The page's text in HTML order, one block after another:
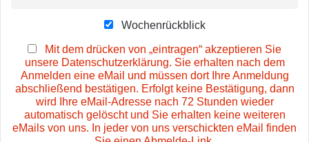
Wochenrückblick
Mit dem drücken von „eintragen“ akzeptieren Sie
unsere Datenschutzerklärung. Sie erhalten nach dem
Anmelden eine eMail und müssen dort Ihre Anmeldung
abschließend bestätigen. Erfolgt keine Bestätigung, dann
wird Ihre eMail-Adresse nach 72 Stunden wieder
automatisch gelöscht und Sie erhalten keine weiteren
eMails von uns. In jeder von uns verschickten eMail finden